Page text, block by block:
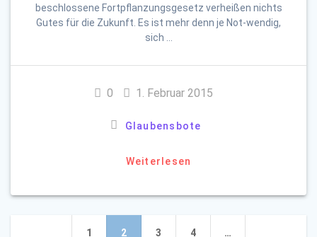
beschlossene Fortpflanzungsgesetz verheißen nichts
Gutes für die Zukunft. Es ist mehr denn je Not-wendig,
sich …
0 1. Februar 2015
Glaubensbote
Weiterlesen
Beitragsnavigation
Seite
1 Seite
2 Seite
3 Seite
4 …